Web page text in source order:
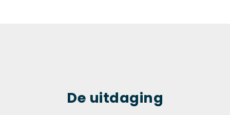
De uitdaging